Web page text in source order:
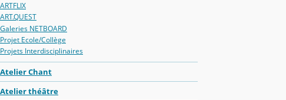
ARTFLIX
ART.QUEST
Galeries NETBOARD
Projet Ecole/Collège
Projets Interdisciplinaires
Atelier Chant
Atelier théâtre